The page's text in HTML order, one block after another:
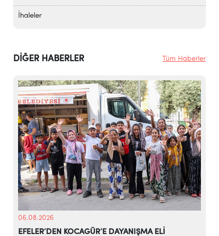
İhaleler
DİĞER HABERLER Tüm Haberler
06.08.2026
EFELER’DEN KOCAGÜR’E DAYANIŞMA ELİ